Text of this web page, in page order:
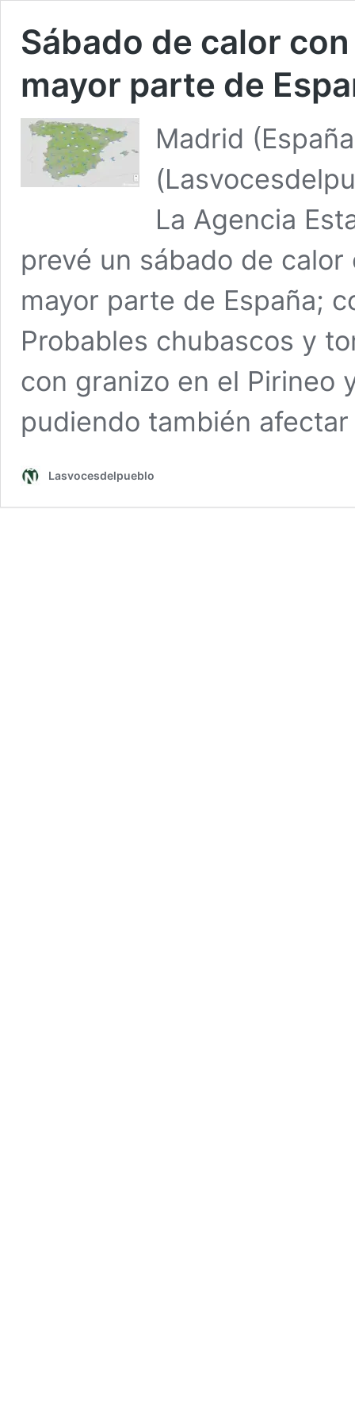
Sábado de calor
mayor parte de
Madrid
La Agencia
prevé un sábado de
mayor parte de España;
Probables chubascos y
con granizo en el Pirineo
pudiendo también
Lasvocesdelpueblo